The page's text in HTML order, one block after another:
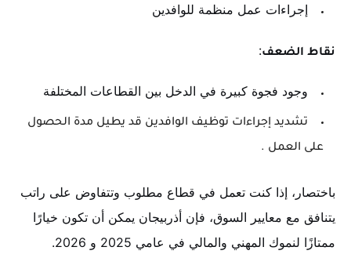
إجراءات عمل منظمة للوافدين
نقاط الضعف:
وجود فجوة كبيرة في الدخل بين القطاعات المختلفة
تشديد إجراءات توظيف الوافدين قد يطيل مدة الحصول
على العمل .
باختصار، إذا كنت تعمل في قطاع مطلوب وتتفاوض على راتب
يتنافق مع معايير السوق، فإن أذربيجان يمكن أن تكون خيارًا
ممتازًا لنموك المهني والمالي في عامي 2025 و 2026.